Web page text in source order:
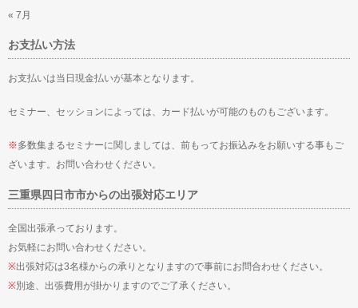
« 7月
お支払い方法
お支払いは当日現金払いが基本となります。
セミナー、セッションによっては、カード払いが可能のものもございます。
※多数集まるセミナーに関しましては、前もってお振込みをお願いする事もご
ざいます。お問い合わせください。
三重県四日市市からの出張対応エリア
全国出張承っております。
お気軽にお問い合わせください。
※出張対応は3名様からの承りとなりますので事前にお問合わせください。
※別途、出張費用が掛かりますのでご了承ください。